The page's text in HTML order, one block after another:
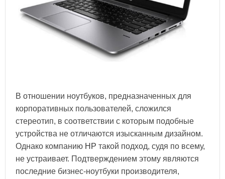
В отношении ноутбуков, предназначенных для
корпоративных пользователей, сложился
стереотип, в соответствии с которым подобные
устройства не отличаются изысканным дизайном.
Однако компанию HP такой подход, судя по всему,
не устраивает. Подтверждением этому являются
последние бизнес-ноутбуки производителя,